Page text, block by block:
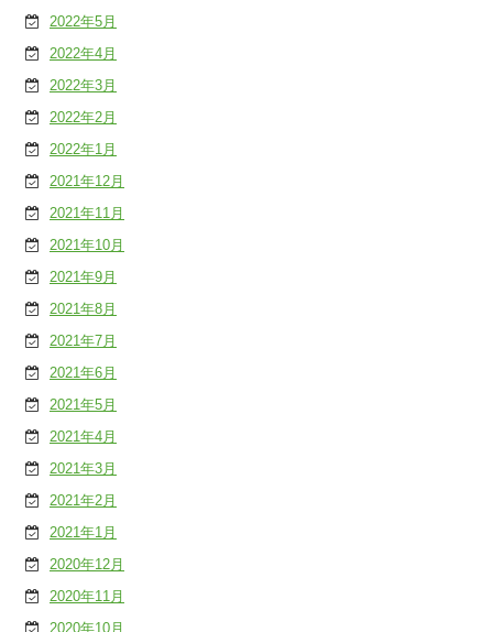
2022年5月
2022年4月
2022年3月
2022年2月
2022年1月
2021年12月
2021年11月
2021年10月
2021年9月
2021年8月
2021年7月
2021年6月
2021年5月
2021年4月
2021年3月
2021年2月
2021年1月
2020年12月
2020年11月
2020年10月